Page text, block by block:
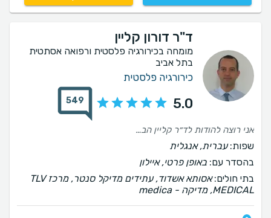
ד"ר דורון קליין
מומחה בכירורגיה פלסטית ורפואה אסתטית
בתל אביב
כירורגיה פלסטית
5.0
549
אני רוצה להודות לד״ר קליין הבחירה הכי טובה שעשיתי בחיים באתי אליו למודיעין במיוחד מבאר שבע ואני לא מתחרטת לרגע תודה על התוצאה הכי מטורפת שיכלתי לבקש אחרי 3 לידות , בחיים לא דמיינתי שיצא כל כך מושלם וכמובן גם על הישירות והאמינות אין עליך ועל רויטל העוזרת המהממת תודה על הכל ♥️
שפות:עברית, אנגלית
בהסדר עם: באופן פרטי, איילון
בתי חולים:
אסותא אשדוד, עתידים מדיקל סנטר, מרכז TLV
MEDICAL, ‫מדיקה - medica